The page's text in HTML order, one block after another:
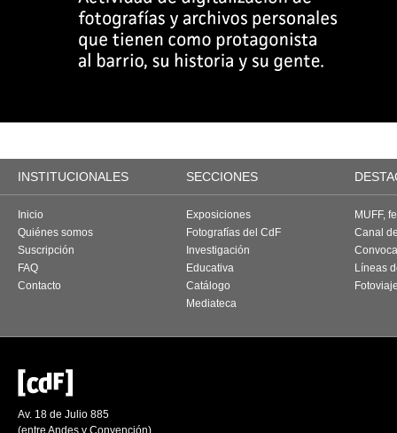
INSTITUCIONALES SECCIONES
Inicio
Quiénes somos
Suscripción
FAQ
Contacto
Exposiciones
Fotografías del CdF
Investigación
Educativa
Catálogo
Mediateca
MUFF,
Canal
Líneas
Av. 18 de Julio 885
(entre Andes y Convención)